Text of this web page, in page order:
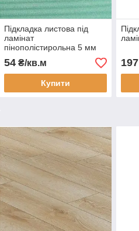
Підкладка листова під
ламінат
пінополістирольна 5 мм
товщина
54₴/кв.м
Купити
197